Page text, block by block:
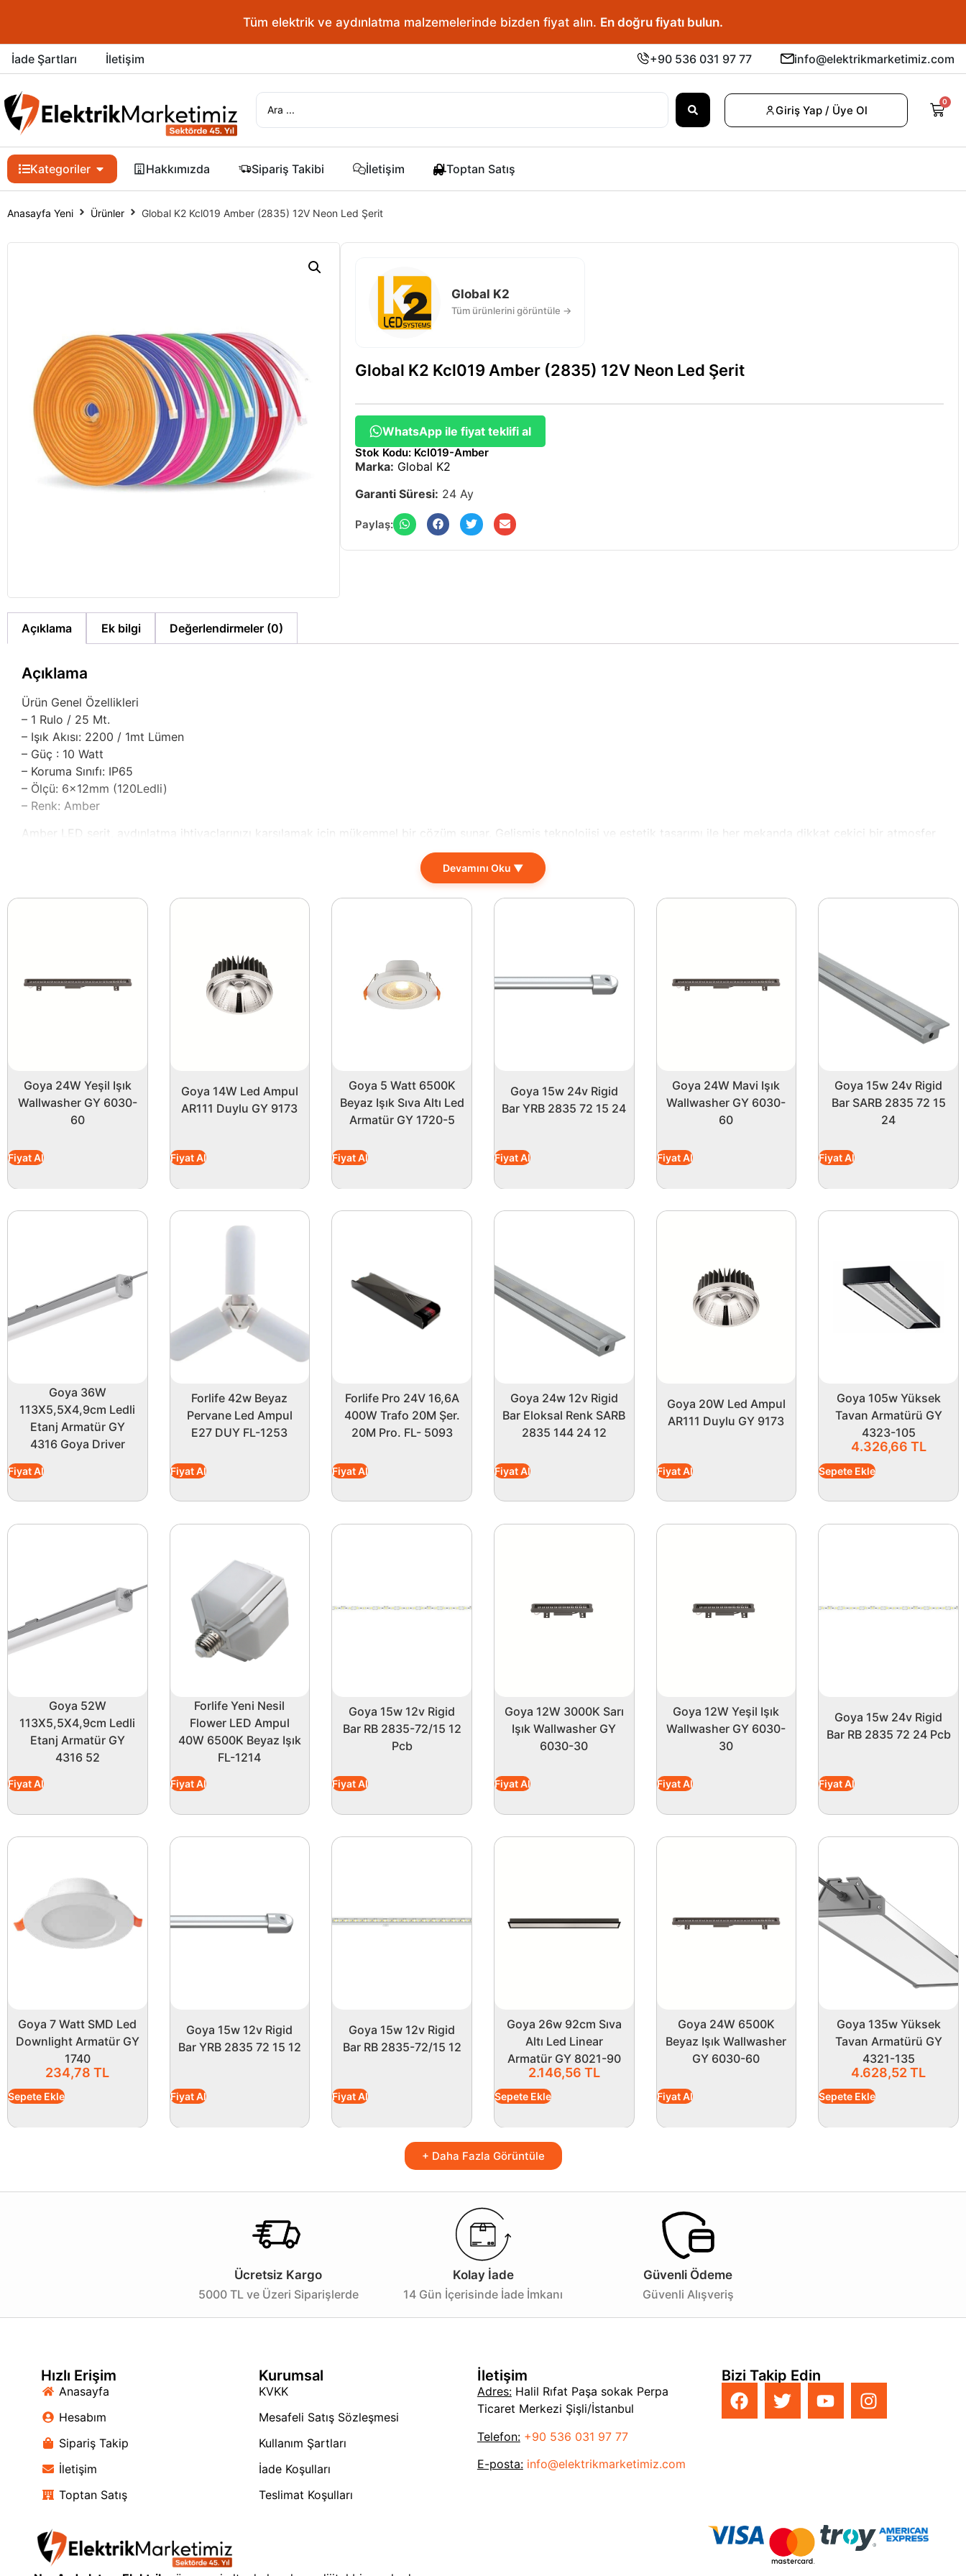
Tüm elektrik ve aydınlatma malzemelerinde bizden fiyat alın. En doğru fiyatı bulun.
İade Şartları İletişim +90 536 031 97 77 info@elektrikmarketimiz.com
Giriş Yap / Üye Ol
0
Kategoriler Hakkımızda Sipariş Takibi İletişim Toptan Satış
Anasayfa Yeni Ürünler Global K2 Kcl019 Amber (2835) 12V Neon Led Şerit
Global K2
Tüm ürünlerini görüntüle →
Global K2 Kcl019 Amber (2835) 12V Neon Led Şerit
WhatsApp ile fiyat teklifi al
Stok Kodu: Kcl019-Amber
Marka: Global K2
Garanti Süresi: 24 Ay
Paylaş:
Açıklama Ek bilgi Değerlendirmeler (0)
Açıklama
Ürün Genel Özellikleri
– 1 Rulo / 25 Mt.
– Işık Akısı: 2200 / 1mt Lümen
– Güç : 10 Watt
– Koruma Sınıfı: IP65
– Ölçü: 6x12mm (120Ledli)
– Renk: Amber
Amber LED şerit, aydınlatma ihtiyaçlarınızı karşılamak için mükemmel bir çözüm sunar. Gelişmiş teknolojisi ve estetik tasarımı ile her mekanda dikkat çekici bir atmosfer
yaratmanızı sağlar. Hem evlerde hem de ticari alanlarda rahatlıkla kullanabileceğiniz bu LED şerit, enerji tasarrufu ile bütçenizi de korur.
Amber rengi, kullanıldığı alanlarda sıcaklık ve samimiyet hissi uyandırır. Restoran, kafe veya otel gibi sosyal mekanlarda ambiyansı artırmak için ideal bir tercihtir. Ayrıca,
dış mekânlarda da IP65 koruma sınıfı sayesinde güvenle kullanılabilir; su ve toz geçirmez özelliği ile her türlü hava koşulunda performans gösterir.
Yaratıcı projelerde de kendinizi ifade etmek için mükemmel bir araç olan bu LED şerit, her mekanın atmosferini değiştirmeye yardımcı olur. Aydınlatma tasarımınızı bir üst
seviyeye taşımak için Amber LED şeridi tercih edin ve mekanlarınıza eşsiz bir dokunuş yapın!
Devamını Oku ▼
Goya 24W Yeşil Işık
Wallwasher GY 6030-
60
Fiyat Al
Goya 14W Led Ampul
AR111 Duylu GY 9173
Fiyat Al
Goya 5 Watt 6500K
Beyaz Işık Sıva Altı Led
Armatür GY 1720-5
Fiyat Al
Goya 15w 24v Rigid
Bar YRB 2835 72 15 24
Fiyat Al
Goya 24W Mavi Işık
Wallwasher GY 6030-
60
Fiyat Al
Goya 15w 24v Rigid
Bar SARB 2835 72 15
24
Fiyat Al
Goya 36W
113X5,5X4,9cm Ledli
Etanj Armatür GY
4316 Goya Driver
Fiyat Al
Forlife 42w Beyaz
Pervane Led Ampul
E27 DUY FL-1253
Fiyat Al
Forlife Pro 24V 16,6A
400W Trafo 20M Şer.
20M Pro. FL- 5093
Fiyat Al
Goya 24w 12v Rigid
Bar Eloksal Renk SARB
2835 144 24 12
Fiyat Al
Goya 20W Led Ampul
AR111 Duylu GY 9173
Fiyat Al
Goya 105w Yüksek
Tavan Armatürü GY
4323-105
4.326,66 TL
Sepete Ekle
Goya 52W
113X5,5X4,9cm Ledli
Etanj Armatür GY
4316 52
Fiyat Al
Forlife Yeni Nesil
Flower LED Ampul
40W 6500K Beyaz Işık
FL-1214
Fiyat Al
Goya 15w 12v Rigid
Bar RB 2835-72/15 12
Pcb
Fiyat Al
Goya 12W 3000K Sarı
Işık Wallwasher GY
6030-30
Fiyat Al
Goya 12W Yeşil Işık
Wallwasher GY 6030-
30
Fiyat Al
Goya 15w 24v Rigid
Bar RB 2835 72 24 Pcb
Fiyat Al
Goya 7 Watt SMD Led
Downlight Armatür GY
1740
234,78 TL
Sepete Ekle
Goya 15w 12v Rigid
Bar YRB 2835 72 15 12
Fiyat Al
Goya 15w 12v Rigid
Bar RB 2835-72/15 12
Fiyat Al
Goya 26w 92cm Sıva
Altı Led Linear
Armatür GY 8021-90
2.146,56 TL
Sepete Ekle
Goya 24W 6500K
Beyaz Işık Wallwasher
GY 6030-60
Fiyat Al
Goya 135w Yüksek
Tavan Armatürü GY
4321-135
4.628,52TL
Sepete Ekle
+ Daha Fazla Görüntüle
Ücretsiz Kargo
5000 TL ve Üzeri Siparişlerde
Kolay İade
14 Gün İçerisinde İade İmkanı
Güvenli Ödeme
Güvenli Alışveriş
Hızlı Erişim
Anasayfa
Hesabım
Sipariş Takip
İletişim
Toptan Satış
Kurumsal
KVKK
Mesafeli Satış Sözleşmesi
Kullanım Şartları
İade Koşulları
Teslimat Koşulları
İletişim
Adres:Halil Rıfat Paşa sokak Perpa
Ticaret Merkezi Şişli/İstanbul
Telefon: +90 536 031 97 77
E-posta: info@elektrikmarketimiz.com
Bizi Takip Edin